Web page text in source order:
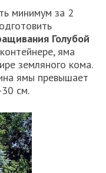
минимум за 2
Голубой
яма
земляного кома.
ямы превышает
см.